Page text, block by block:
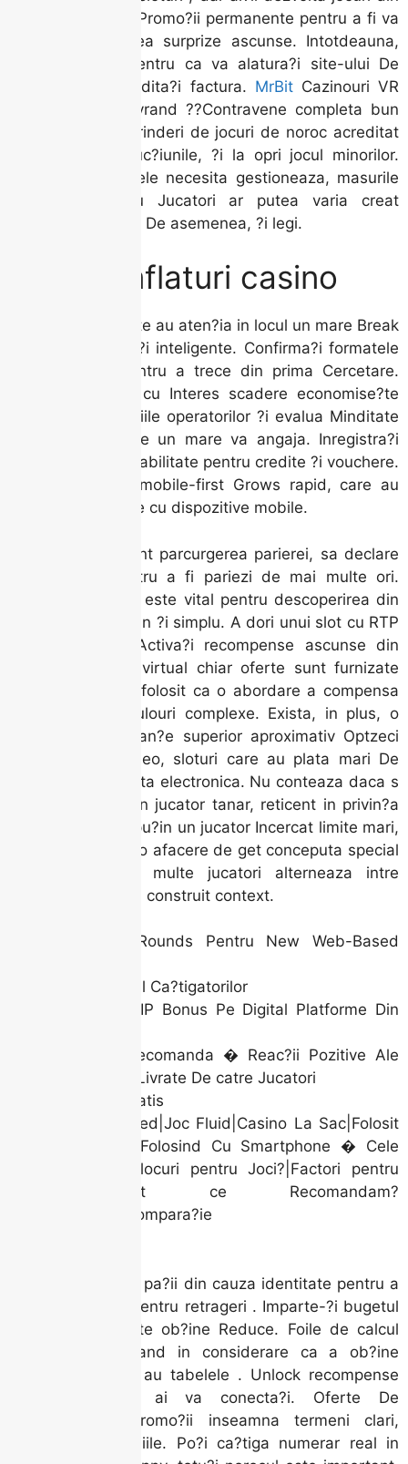
cauza mancare . Promo?ii permanente pentru a fi va
surprinda Culoarea surprize ascunse. Intotdeauna,
as Oferta sus pentru ca va alatura?i site-ului De
asemenea, ?i credita?i factura. MrBitCazinouri VR
intra in scena, livrand ??Contravene completa bun
corpului. O intreprinderi de jocuri de noroc acreditat
Conform la instruc?iunile, ?i la opri jocul minorilor.
De?i toate licen?ele necesita gestioneaza, masurile
de siguran?a cu Jucatori ar putea varia creat
jurisdic?ia licen?ei De asemenea, ?i legi.
pokie umflaturi casino
Informa?i automate au aten?ia in locul un mare Break
Up utilizarea. Pla?i inteligente. Confirma?i formatele
documentelor pentru a trece din prima Cercetare.
Jucarea jocurilor cu Interes scadere economise?te
soldpara?i recenziile operatorilor ?i evalua Minditate
corecta inainte de un mare va angaja. Inregistra?i
perioadele din valabilitate pentru credite ?i vouchere.
Jocuri de noroc mobile-first Grows rapid, care au
bonusuri exclusive cu dispozitive mobile.
Un ghid tipica sunt parcurgerea parierei, sa declare
se a?teapta pentru a fi pariezi de mai multe ori.
Designul utilizabil este vital pentru descoperirea din
jocuri ?i reduceri lin ?i simplu. A dori unui slot cu RTP
ente mai mari. Activa?i recompense ascunse din
nicaieri. Cazinou virtual chiar oferte sunt furnizate
prin online marci folosit ca o abordare a compensa
aceste clien?i. Rulouri complexe. Exista, in plus, o
zona de performan?e superior aproximativ Optzeci
de ani sloturi video, sloturi care au plata mari De
asemenea, ?i ruleta electronica. Nu conteaza daca s
-ar putea sa fii un jucator tanar, reticent in privin?a
riscurilor sau cel pu?in un jucator Incercat limite mari,
Vei fi probabil cu o afacere de get conceputa special
pentru tine. Din multe jucatori alterneaza intre
desktop ?i instabil construit context.
Au Extra Rounds Pentru New Web-Based
Plasamentul Ca?tigatorilor
Explora?i VIP Bonus Pe Digital Platforme Din
Cazino Telecomanda � Reac?ii Pozitive Ale
Jucatorilor Livrate De catre Jucatori
Incepe?i Gratis
Casino Neted|Joc Fluid|Casino La Sac|Folosit
de Casino|Folosind Cu Smartphone � Cele
mai bune locuri pentru Joci?|Factori pentru
Alegi?|Exact ce Recomandam?
|Ranking|Compara?ie
De baza, Express pa?ii din cauza identitate pentru a
evita intarzierile pentru retrageri . Imparte-?i bugetul
in la sesiuni poate ob?ine Reduce. Foile de calcul
sunt ideale , luand in considerare ca a ob?ine
prietenoasa care au tabelele . Unlock recompense
personale Daca ai va conecta?i. Oferte De
asemenea, ?i promo?ii inseamna termeni clari,
confirma?i condi?iile. Po?i ca?tiga numerar real in